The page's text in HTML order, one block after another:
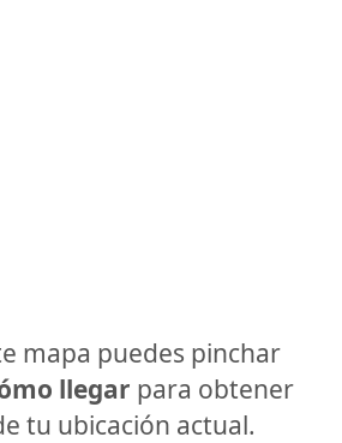
mapa puedes pinchar
llegar para obtener
tu ubicación actual.